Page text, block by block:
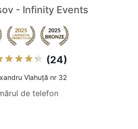
- Infinity Events
(24)
Vlahuță nr 32
de telefon